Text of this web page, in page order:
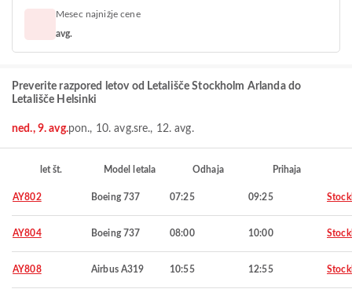
Mesec najnižje cene
avg.
Preverite razpored letov od Letališče Stockholm Arlanda do
Letališče Helsinki
ned., 9. avg.pon., 10. avg.sre., 12. avg.
let št. Model letala Odhaja Prihaja
AY802 Boeing 737 07:25 09:25
AY804 Boeing 737 08:00 10:00
AY808 Airbus A319 10:55 12:55